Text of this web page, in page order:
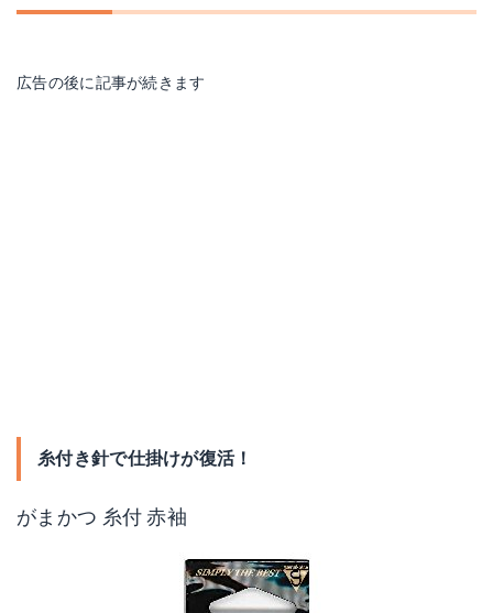
広告の後に記事が続きます
糸付き針で仕掛けが復活！
がまかつ 糸付 赤袖